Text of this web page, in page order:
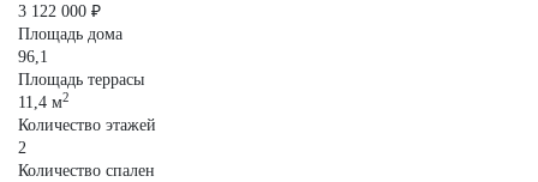
3 122 000 ₽
Площадь дома
96,1
Площадь террасы
11,4 м2
Количество этажей
2
Количество спален